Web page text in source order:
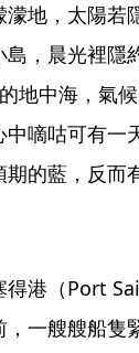
地，太陽若
，晨光裡隱
地中海，氣
嘀咕可有一
的藍，反而
港（Port
一艘艘船隻